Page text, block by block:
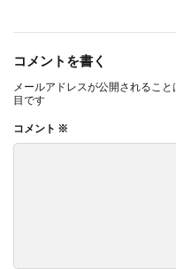
コメントを書く
メールアドレスが公開されること
目です
コメント ※